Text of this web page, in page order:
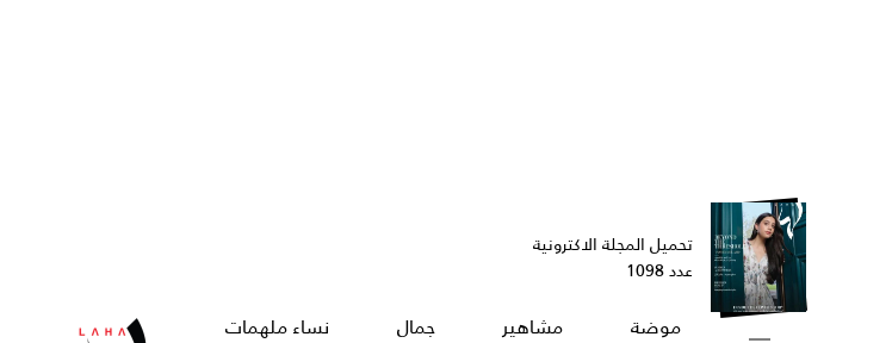
تحميل المجلة الاكترونية
عدد 1098
موضة مشاهير جمال نساء ملهمات